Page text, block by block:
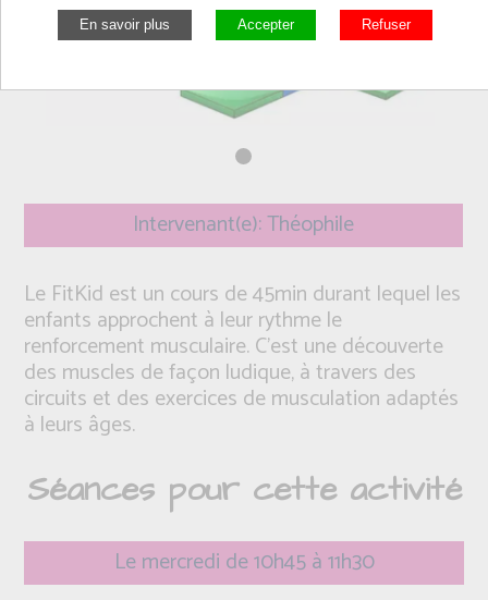
Intervenant(e): Théophile
Le FitKid est un cours de 45min durant lequel les
enfants approchent à leur rythme le
renforcement musculaire. C’est une découverte
des muscles de façon ludique, à travers des
circuits et des exercices de musculation adaptés
à leurs âges.
Séances pour cette activité
Le mercredi de 10h45 à 11h30